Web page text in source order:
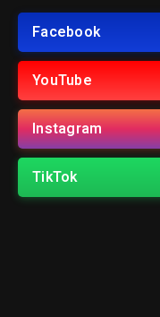
Facebook
YouTube
Instagram
TikTok